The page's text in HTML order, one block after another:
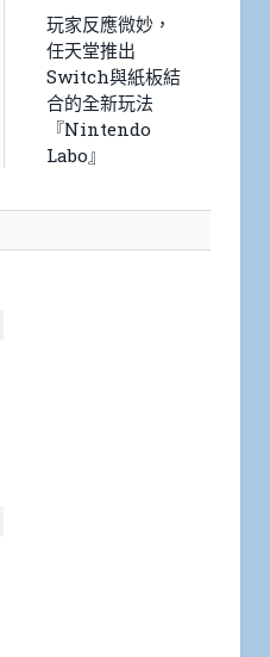
玩家反應微妙，
任天堂推出
Switch與紙板結
合的全新玩法
『Nintendo
Labo』